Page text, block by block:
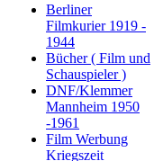
Berliner
Filmkurier 1919 -
1944
Bücher ( Film und
Schauspieler )
DNF/Klemmer
Mannheim 1950
-1961
Film Werbung
Kriegszeit